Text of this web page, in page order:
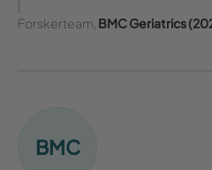
Forskerteam, BMC Geriatrics
BMC